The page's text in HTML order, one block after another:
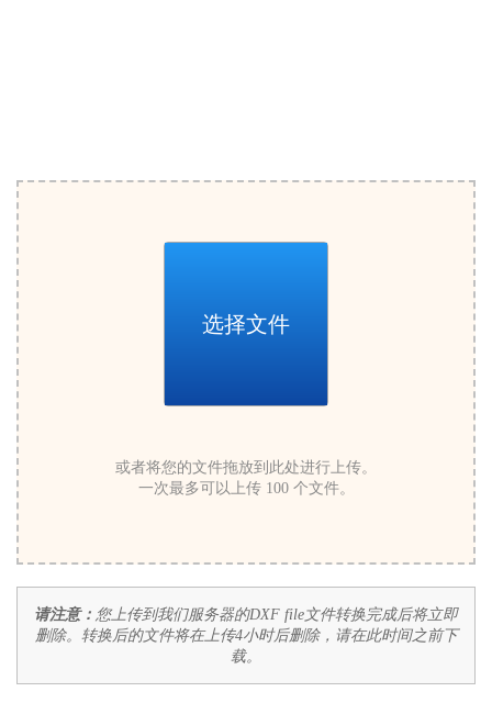
选择文件
或者将您的文件拖放到此处进行上传。
一次最多可以上传 100 个文件。
请注意： 您上传到我们服务器的DXF file文件转换完成后将立即
删除。转换后的文件将在上传4小时后删除，请在此时间之前下
载。